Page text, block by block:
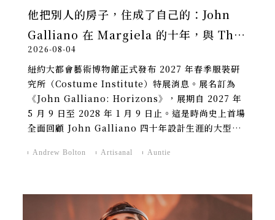
他把別人的房子，住成了自己的：John
Galliano 在 Margiela 的十年，與 The
Met 的加冕
2026-08-04
紐約大都會藝術博物館正式發布 2027 年春季服裝研
究所（Costume Institute）特展消息。展名訂為
《John Galliano: Horizons》，展期自 2027 年
5 月 9 日至 2028 年 1 月 9 日止。這是時尚史上首場
全面回顧 John Galliano 四十年設計生涯的大型美
Andrew Bolton Artisanal Auntie